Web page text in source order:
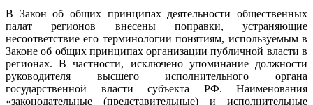
В Закон об общих принципах деятельности общественных
палат регионов внесены поправки, устраняющие
несоответствие его терминологии понятиям, используемым в
Законе об общих принципах организации публичной власти в
регионах. В частности, исключено упоминание должности
руководителя высшего исполнительного органа
государственной власти субъекта РФ. Наименования
«законодательные (представительные) и исполнительные